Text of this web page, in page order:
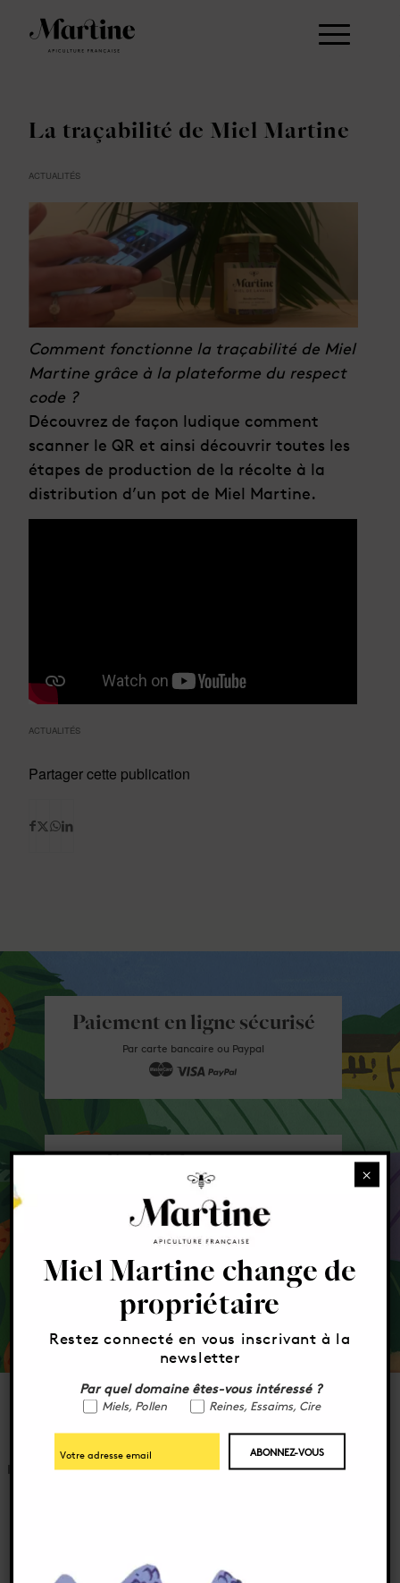
La traçabilité de Miel Martine
ACTUALITÉS
Comment fonctionne la traçabilité de Miel
Martine grâce à la plateforme du respect
code ?
Découvrez de façon ludique comment
scanner le QR et ainsi découvrir toutes les
étapes de production de la récolte à la
distribution d’un pot de Miel Martine.
ACTUALITÉS
Partager cette publication
Paiement en ligne sécurisé
Par carte bancaire ou Paypal
Expédition express
Expédition Colissimo en 48h en France
Service client à votre écoute
Par email, chat ou téléphone
Recevez notre Newsletter
Inscrivez-vous à notre newsletter et bénéficiez d’une remise de
Miel Martine change de
propriétaire
Restez connecté en vous inscrivant à la
newsletter
Par quel domaine êtes-vous intéressé ?
Miels, Pollen Reines, Essaims, Cire
×